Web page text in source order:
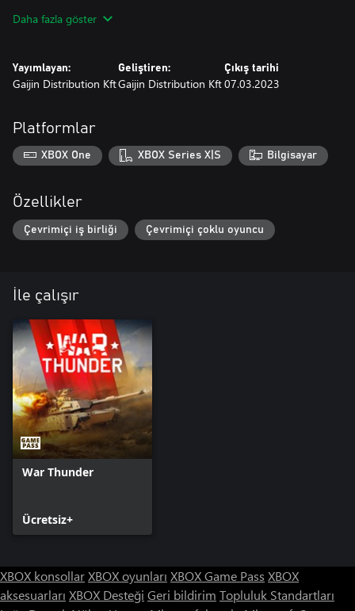
ve Gümüş Aslan kazanacaksınız. Bu, birinci sınıf araçlardan gelen
bonuslarla toplanır!
Daha fazla göster
Yayımlayan:
Gaijin Distribution Kft
Geliştiren:
Gaijin Distribution Kft
Çıkış tarihi
07.03.2023
Platformlar
XBOX One XBOX Series X|S Bilgisayar
Özellikler
Çevrimiçi iş birliği Çevrimiçi çoklu oyuncu
İle çalışır
War Thunder
Ücretsiz+
XBOX konsollarXBOX oyunları XBOX Game Pass XBOX
aksesuarları XBOX Desteği Geri bildirim Topluluk Standartları